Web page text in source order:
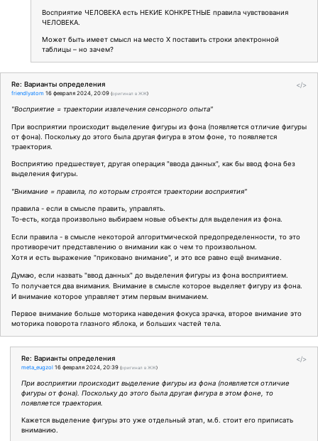
Восприятие ЧЕЛОВЕКА есть НЕКИЕ КОНКРЕТНЫЕ правила чувствования
ЧЕЛОВЕКА.
Может быть имеет смысл на место X поставить строки электронной
таблицы – но зачем?
</>
Re: Варианты определения
friendlyatom 16 февраля 2024, 20:09 (оригинал в ЖЖ)
"Восприятие = траектории извлечения сенсорного опыта"
При восприятии происходит выделение фигуры из фона (появляется отличие фигуры
от фона). Поскольку до этого была другая фигура в этом фоне, то появляется
траектория.
Восприятию предшествует, другая операция "ввода данных", как бы ввод фона без
выделения фигуры.
"Внимание = правила, по которым строятся траектории восприятия"
правила - если в смысле править, управлять.
То-есть, когда произвольно выбираем новые объекты для выделения из фона.
Если правила - в смысле некоторой алгоритмической предопределенности, то это
противоречит представлению о внимании как о чем то произвольном.
Хотя и есть выражение "приковано внимание", и это все равно ещё внимание.
Думаю, если назвать "ввод данных" до выделения фигуры из фона восприятием.
То получается два внимания. Внимание в смысле которое выделяет фигуру из фона.
И внимание которое управляет этим первым вниманием.
Первое внимание больше моторика наведения фокуса зрачка, второе внимание это
моторика поворота глазного яблока, и больших частей тела.
</>
Re: Варианты определения
meta_eugzol 16 февраля 2024, 20:39 (оригинал в ЖЖ)
При восприятии происходит выделение фигуры из фона (появляется отличие
фигуры от фона). Поскольку до этого была другая фигура в этом фоне, то
появляется траектория.
Кажется выделение фигуры это уже отдельный этап, м.б. стоит его приписать
вниманию.